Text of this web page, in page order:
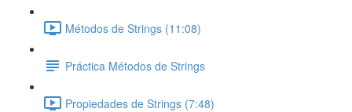
Métodos de Strings (11:08)
Práctica Métodos de Strings
Propiedades de Strings (7:48)